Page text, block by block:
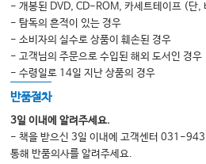
- 개봉된 DVD, CD-ROM, 카세트테이프 (단,
- 탐독의 흔적이 있는 경우
- 소비자의 실수로 상품이 훼손된 경우
- 고객님의 주문으로 수입된 해외 도서인 경우
- 수령일로 14일 지난 상품의 경우
반품절차
3일 이내에 알려주세요.
- 책을 받으신 3일 이내에 고객센터 031-
통해 반품의사를 알려주세요.